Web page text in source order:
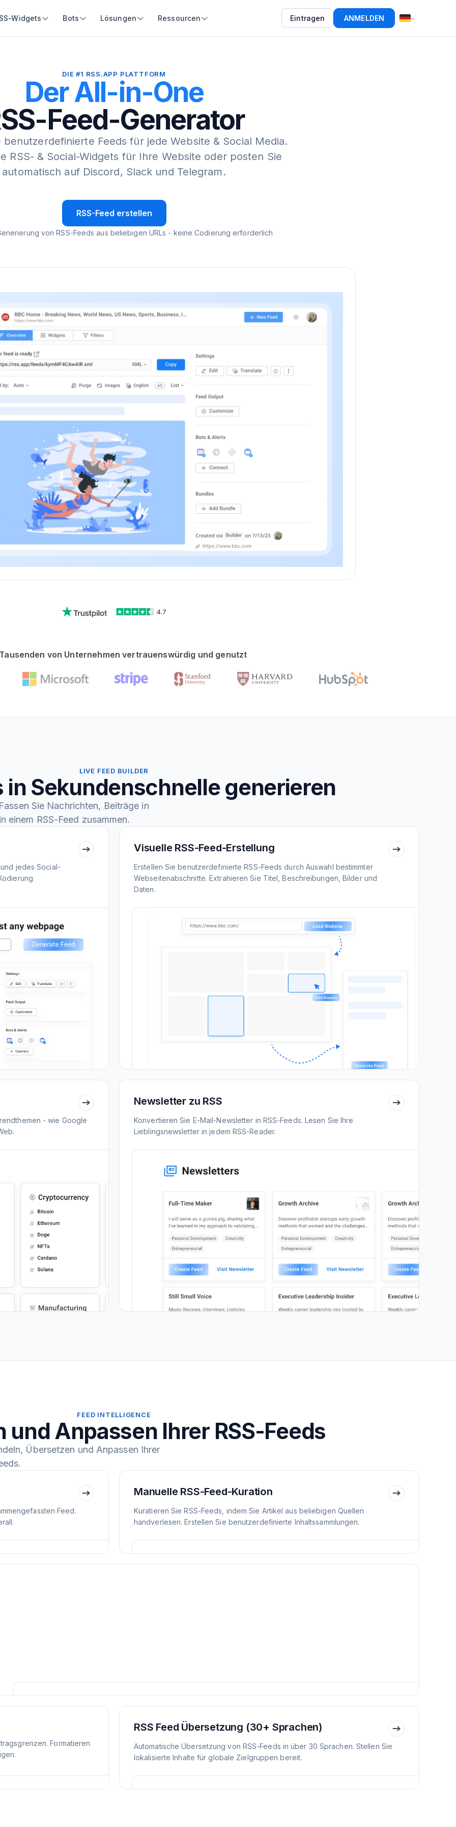
Widgets Bots Lösungen Ressourcen Eintragen ANMELDEN
DIE #1 RSS.APP PLATTFORM
Der All-in-One
Feed-Generator
benutzerdefinierte Feeds für jede Website & Social Media.
RSS- & Social-Widgets für Ihre Website oder posten Sie
automatisch auf Discord, Slack und Telegram.
RSS-Feed erstellen
von RSS-Feeds aus beliebigen URLs - keine Codierung erforderlich
4.7
von Unternehmen vertrauenswürdig und genutzt
LIVE FEED BUILDER
in Sekundenschnelle generieren
Sie Nachrichten, Beiträge in
einem RSS-Feed zusammen.
jedes Social-
Visuelle RSS-Feed-Erstellung
Erstellen Sie benutzerdefinierte RSS-Feeds durch Auswahl bestimmter
Webseitenabschnitte. Extrahieren Sie Titel, Beschreibungen, Bilder und
Daten.
- wie Google
Newsletter zu RSS
Konvertieren Sie E-Mail-Newsletter in RSS-Feeds. Lesen Sie Ihre
Lieblingsnewsletter in jedem RSS-Reader.
FEED INTELLIGENCE
und Anpassen Ihrer RSS-Feeds
Übersetzen und Anpassen Ihrer
Feed.
Manuelle RSS-Feed-Kuration
Kuratieren Sie RSS-Feeds, indem Sie Artikel aus beliebigen Quellen
handverlesen. Erstellen Sie benutzerdefinierte Inhaltssammlungen.
Formatieren
RSS Feed Übersetzung (30+ Sprachen)
Automatische Übersetzung von RSS-Feeds in über 30 Sprachen. Stellen Sie
lokalisierte Inhalte für globale Zielgruppen bereit.